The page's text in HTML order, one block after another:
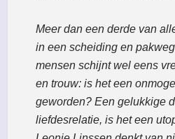
Meer dan een derde van
in een scheiding en
mensen schijnt wel eens
en trouw: is het een
geworden? Een gelukkige
liefdesrelatie, is het een